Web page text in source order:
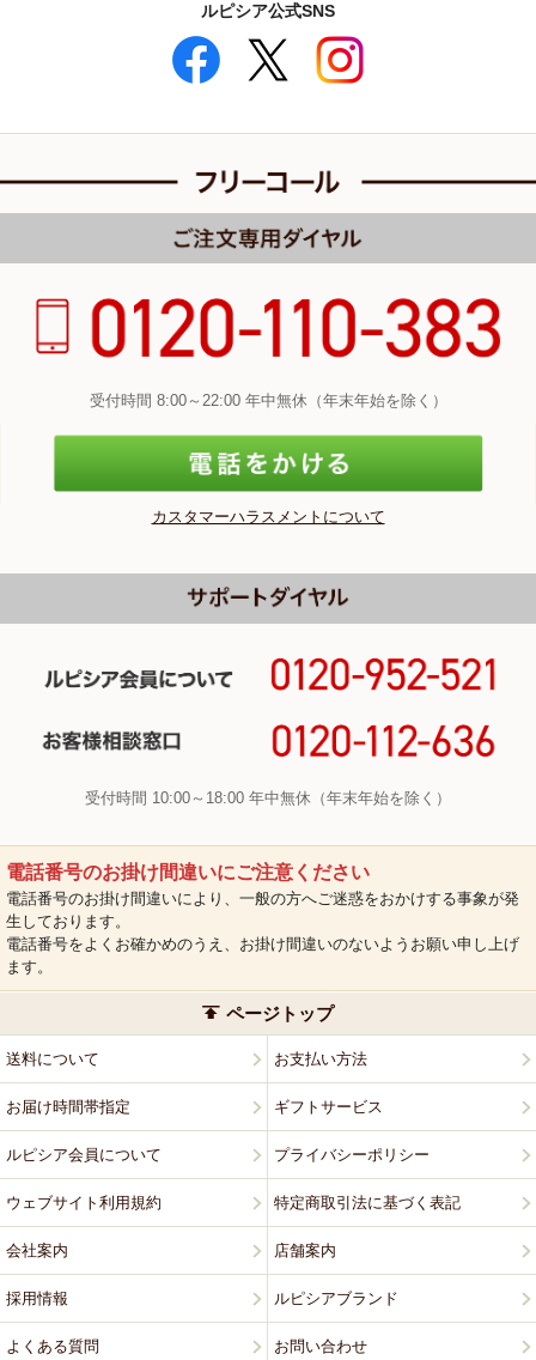
ルピシア公式SNS
受付時間 8:00～22:00 年中無休（年末年始を除く）
カスタマーハラスメントについて
受付時間 10:00～18:00 年中無休（年末年始を除く）
電話番号のお掛け間違いにご注意ください
電話番号のお掛け間違いにより、一般の方へご迷惑をおかけする事象が発
生しております。
電話番号をよくお確かめのうえ、お掛け間違いのないようお願い申し上げ
ます。
ページトップ
送料について お支払い方法
お届け時間帯指定 ギフトサービス
ルピシア会員について プライバシーポリシー
ウェブサイト利用規約 特定商取引法に基づく表記
会社案内 店舗案内
採用情報 ルピシアブランド
よくある質問 お問い合わせ